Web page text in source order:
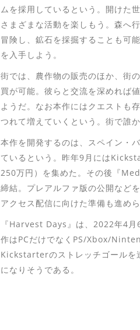
ムを採用しているという。開けた
さまざまな活動を楽しもう。森へ
冒険し、鉱石を採掘することも可
を入手しよう。
街では、農作物の販売のほか、街
買が可能。彼らと交流を深めれば
ようだ。なお本作にはクエストも
つれて増えていくという。街で誰
本作を開発するのは、スペイン・
ているという。昨年9月には
250万円）を集めた。その後『
締結。プレアルファ版の公開など
アクセス配信に向けた準備も進め
『Harvest Days』は、2022年4
作はPCだけでなくPS/Xbox/
Kickstarterのストレッチゴールを
になりそうである。